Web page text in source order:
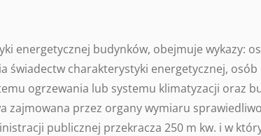
energetycznej budynków, obejmuje wykazy:
świadectw charakterystyki energetycznej, osób
ogrzewania lub systemu klimatyzacji oraz
zajmowana przez organy wymiaru
publicznej przekracza 250 m kw. i w